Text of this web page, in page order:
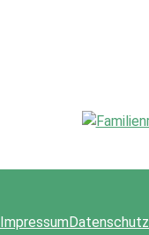
ImpressumDatenschutz